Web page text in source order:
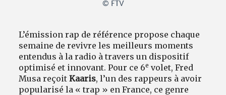
© FTV
L’émission rap de référence propose chaque
semaine de revivre les meilleurs moments
entendus à la radio à travers un dispositif
optimisé et innovant. Pour ce 6e volet, Fred
Musa reçoitKaaris, l’un des rappeurs à avoir
popularisé la « trap » en France, ce genre